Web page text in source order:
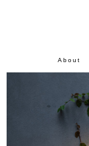
About